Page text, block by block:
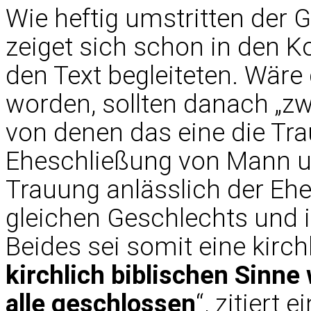
Wie heftig umstritten der
zeiget sich schon in den
den Text begleiteten.
worden, sollten danach
von denen das eine die
Eheschließung von Mann
Trauung anlässlich der
gleichen Geschlechts und
Beides sei somit eine
kirchlich biblischen
alle geschlossen“, zitiert